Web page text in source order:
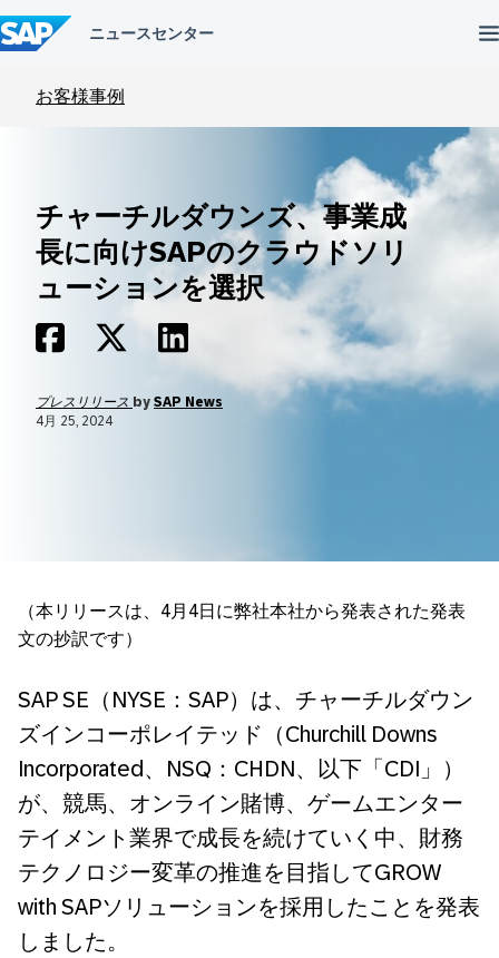
ン
テ
お客様事例
チャーチルダウンズ、事業成
長に向けSAPのクラウドソリ
ューションを選択
プレスリリース by SAP News
4月 25, 2024
（本リリースは、4月4日に弊社本社から発表された発表
文の抄訳です）
SAP SE（NYSE：SAP）は、チャーチルダウン
ズインコーポレイテッド（Churchill Downs
Incorporated、NSQ：CHDN、以下「CDI」）
が、競馬、オンライン賭博、ゲームエンター
テイメント業界で成長を続けていく中、財務
テクノロジー変革の推進を目指してGROW
with SAPソリューションを採用したことを発表
しました。